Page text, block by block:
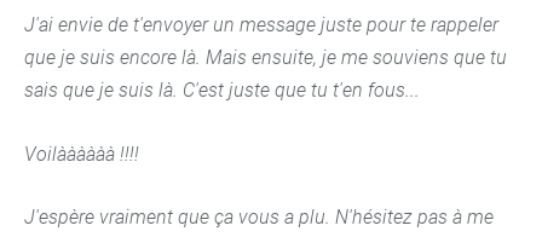
J'ai envie de t'envoyer un message juste pour te rappeler
que je suis encore là. Mais ensuite, je me souviens que tu
sais que je suis là. C'est juste que tu t'en fous...
Voilàààààà !!!!
J'espère vraiment que ça vous a plu. N'hésitez pas à me